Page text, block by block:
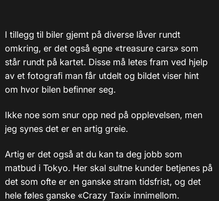
I tillegg til biler gjemt på diverse låver rundt
omkring, er det også egne «treasure cars» som
står rundt på kartet. Disse må letes fram ved hjelp
av et fotografi man får utdelt og bildet viser hint
om hvor bilen befinner seg.
Ikke noe som snur opp ned på opplevelsen, men
jeg synes det er en artig greie.
Artig er det også at du kan ta deg jobb som
matbud i Tokyo. Her skal sultne kunder betjenes på
det som ofte er en ganske stram tidsfrist, og det
hele føles ganske «Crazy Taxi» innimellom.